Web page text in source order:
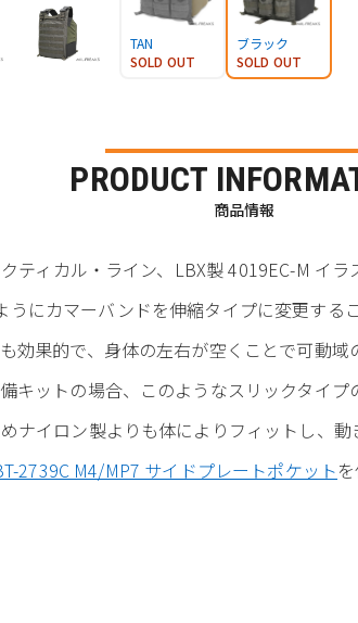
TAN
SOLD OUT
ブラック
SOLD OUT
PRODUCT
商品情報
ティカル・ライン、LBX製 4019EC-M イ
にカマーバンドを伸縮タイプに変更する
効果的で、身体の左右が空くことで可動域
キットの場合、このようなスリックタイプ
ナイロン製よりも体によりフィットし、動
2739C M4/MP7 サイドプレートポケット